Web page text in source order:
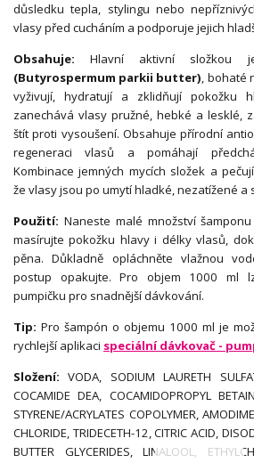
důsledku tepla, stylingu nebo
vlasy před cucháním a podporuje jejich
Obsahuje:Hlavní aktivní složkou
(Butyrospermum parkii butter), bohaté
vyživují, hydratují a zklidňují pokožku
zanechává vlasy pružné, hebké a lesklé,
štít proti vysoušení. Obsahuje přírodní
regeneraci vlasů a pomáhají
Kombinace jemných mycích složek a
že vlasy jsou po umytí hladké, nezatížené a
Použití: Naneste malé množství
masírujte pokožku hlavy i délky vlasů,
pěna. Důkladně opláchněte vlažnou
postup opakujte. Pro objem 1000 ml
pumpičku pro snadnější dávkování.
Tip: Pro šampón o objemu 1000 ml je
rychlejší aplikaci speciální dávkovač -
Složení: VODA, SODIUM LAURETH
COCAMIDE DEA, COCAMIDOPROPYL
STYRENE/ACRYLATES COPOLYMER,
CHLORIDE, TRIDECETH-12, CITRIC ACID,
BUTTER GLYCERIDES, LINALOOL,